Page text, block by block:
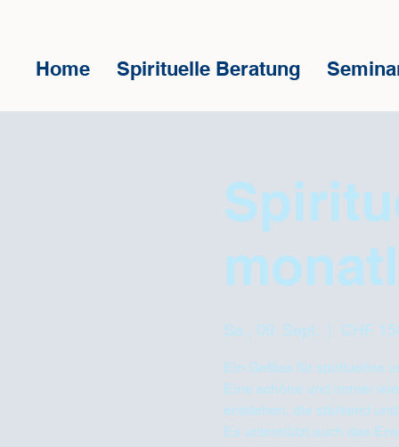
Home Spirituelle Beratung
Sa., 09. Sept. CHF
Ein Gefäss für spirituelles
Eine schöne und immer
entstehen, die stärkend
Es unterstützt auch das